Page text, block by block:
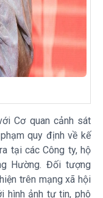
Cơ quan cảnh sát
quy định về kế
tại các Công ty, hộ
Hường. Đối tượng
trên mạng xã hội
hình ảnh tự tin, phô